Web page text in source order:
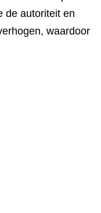
de autoriteit en
waardoor